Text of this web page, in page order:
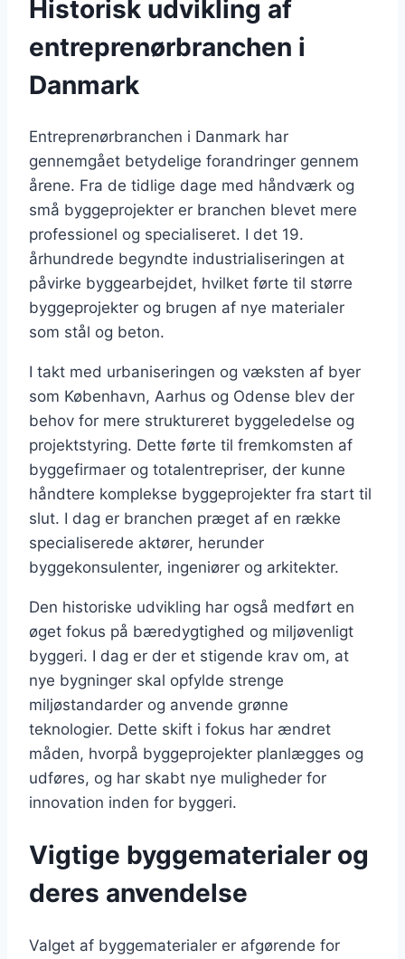
Historisk udvikling af
entreprenørbranchen i
Danmark
Entreprenørbranchen i Danmark har
gennemgået betydelige forandringer gennem
årene. Fra de tidlige dage med håndværk og
små byggeprojekter er branchen blevet mere
professionel og specialiseret. I det 19.
århundrede begyndte industrialiseringen at
påvirke byggearbejdet, hvilket førte til større
byggeprojekter og brugen af nye materialer
som stål og beton.
I takt med urbaniseringen og væksten af byer
som København, Aarhus og Odense blev der
behov for mere struktureret byggeledelse og
projektstyring. Dette førte til fremkomsten af
byggefirmaer og totalentrepriser, der kunne
håndtere komplekse byggeprojekter fra start til
slut. I dag er branchen præget af en række
specialiserede aktører, herunder
byggekonsulenter, ingeniører og arkitekter.
Den historiske udvikling har også medført en
øget fokus på bæredygtighed og miljøvenligt
byggeri. I dag er der et stigende krav om, at
nye bygninger skal opfylde strenge
miljøstandarder og anvende grønne
teknologier. Dette skift i fokus har ændret
måden, hvorpå byggeprojekter planlægges og
udføres, og har skabt nye muligheder for
innovation inden for byggeri.
Vigtige byggematerialer og
deres anvendelse
Valget af byggematerialer er afgørende for